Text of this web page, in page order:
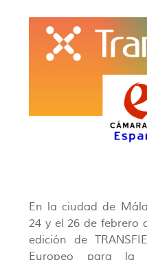
En la ciudad de
24 y el 26 de febrero
edición de
Europeo para la